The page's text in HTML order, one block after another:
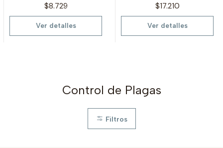
$8.729
Ver detalles
$17.210
Ver detalles
Control de Plagas
Filtros